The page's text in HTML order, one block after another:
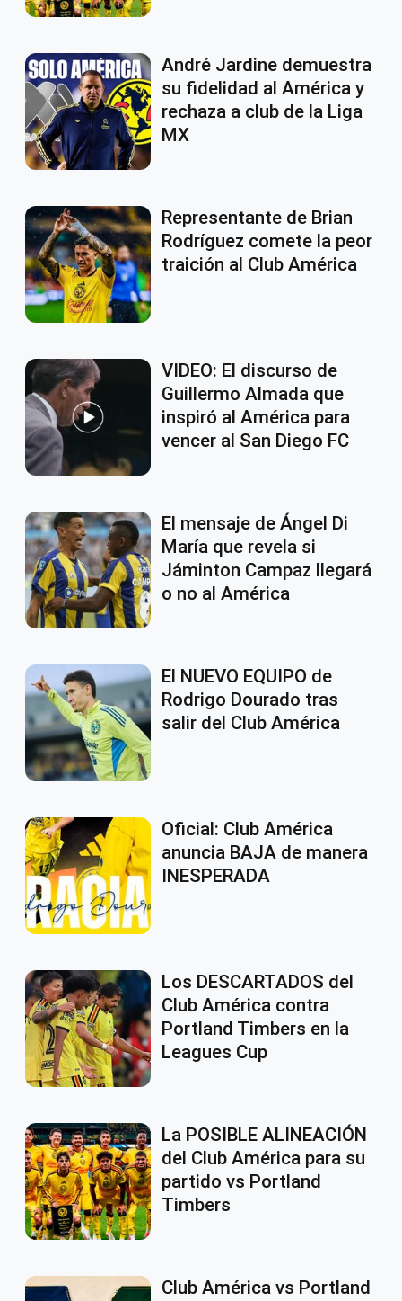
André Jardine demuestra
su fidelidad al América y
rechaza a club de la Liga
MX
Representante de Brian
Rodríguez comete la peor
traición al Club América
VIDEO: El discurso de
Guillermo Almada que
inspiró al América para
vencer al San Diego FC
El mensaje de Ángel Di
María que revela si
Jáminton Campaz llegará
o no al América
El NUEVO EQUIPO de
Rodrigo Dourado tras
salir del Club América
Oficial: Club América
anuncia BAJA de manera
INESPERADA
Los DESCARTADOS del
Club América contra
Portland Timbers en la
Leagues Cup
La POSIBLE ALINEACIÓN
del Club América para su
partido vs Portland
Timbers
Club América vs Portland